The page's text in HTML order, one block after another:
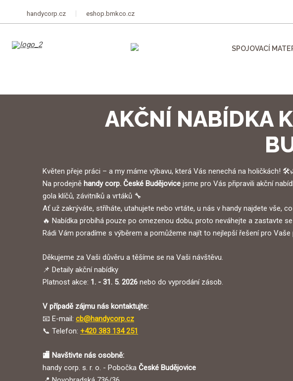
handycorp.cz eshop.bmkco.cz
SPOJOVACÍ
AKČNÍ NABÍDKA
Květen přeje práci – a my máme výbavu, která Vás nenechá na holičkách!
Na prodejně handy corp. České Budějovice jsme pro Vás připravili akční
gola klíčů, závitníků a vrtáků 🔧
Ať už zakrýváte, stříháte, utahujete nebo vrtáte, u nás v handy najdete vše,
🔥 Nabídka probíhá pouze po omezenou dobu, proto neváhejte a zastavte
Rádi Vám poradíme s výběrem a pomůžeme najít to nejlepší řešení pro
Děkujeme za Vaši důvěru a těšíme se na Vaši návštěvu.
📌 Detaily akční nabídky
Platnost akce: 1. - 31. 5. 2026 nebo do vyprodání zásob.
V případě zájmu nás kontaktujte:
📧 E-mail: cb@handycorp.cz
📞 Telefon: +420 383 134 251
🏬 Navštivte nás osobně:
handy corp. s. r. o. - Pobočka České Budějovice